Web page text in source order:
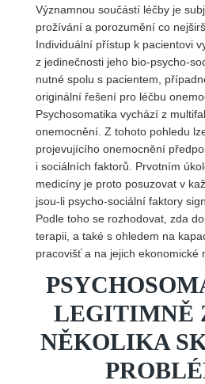
Významnou součástí léčby je
prožívání a porozumění co
Individuální přístup k pacientovi
z jedinečnosti jeho bio-psycho-
nutné spolu s pacientem,
originální řešení pro léčbu
Psychosomatika vychází z
onemocnění. Z tohoto pohledu
projevujícího onemocnění
i sociálních faktorů. Prvotním
medicíny je proto posuzovat v
jsou-li psycho-sociální faktory
Podle toho se rozhodovat, zda
terapii, a také s ohledem na
pracovišť a na jejich ekonomické
LEGITIMNĚ
NĚKOLIKA